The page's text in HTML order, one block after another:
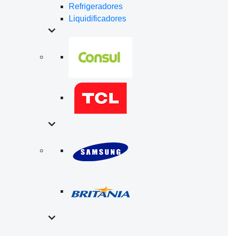
Refrigeradores
Liquidificadores